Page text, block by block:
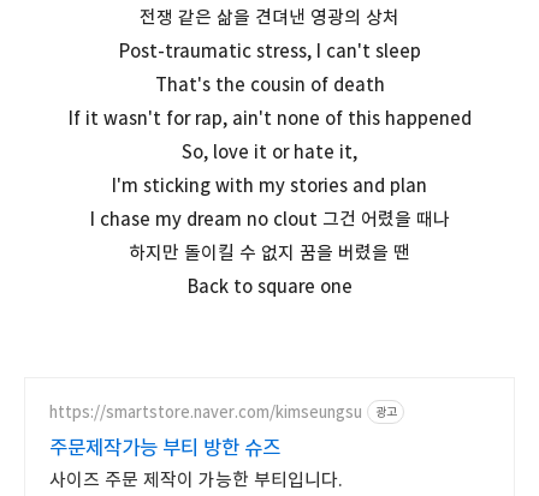
전쟁 같은 삶을 견뎌낸 영광의 상처
Post-traumatic stress, I can't sleep
That's the cousin of death
If it wasn't for rap, ain't none of this happened
So, love it or hate it,
I'm sticking with my stories and plan
I chase my dream no clout 그건 어렸을 때나
하지만 돌이킬 수 없지 꿈을 버렸을 땐
Back to square one
https://smartstore.naver.com/kimseungsu 광고
주문제작가능 부티 방한 슈즈
사이즈 주문 제작이 가능한 부티입니다.